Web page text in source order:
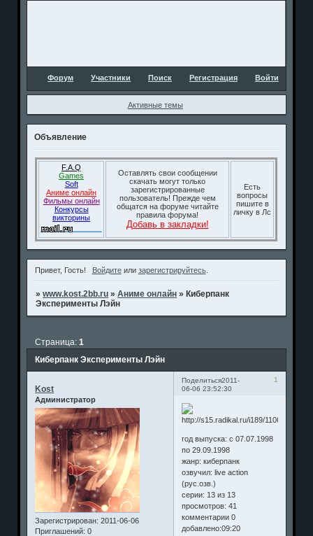
Форум Участники Поиск Регистрация Войти
Активные темы
Объявление
F.A.Q
Games
Soft
Аниме онлайн
Фильмы онлайн
Конкурсы
викторины
Оставлять свои сообщении
скачать могут только
зарегистрированные
пользователь! Прежде чем
общатся на форуме читайте
правила форума!
Добавь в закладки!
Есть
вопросы
пишите в
личку в Лс
Привет, Гость! Войдитеили зарегистрируйтесь.
»www.kost.2bb.ru »Аниме онлайн »Киберпанк
Эксперименты Лэйн
Киберпанк Эксперименты Лэйн
Страница:1
Поделиться 1
2011-
06-06 23:52:30
Kost
Администратор
Зарегистрирован: 2011-06-06
Приглашений: 0
год выпуска: c 07.07.1998
по 29.09.1998
жанр: киберпанк
озвучил: live action
(рус.озв.)
серии: 13 из 13
просмотров: 41
комментарии 0
добавлено:09:20